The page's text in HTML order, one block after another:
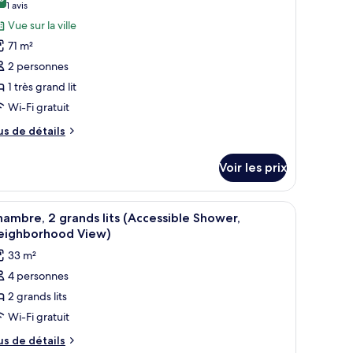
:
sur 10
1 avis
(1 avis)
Vue sur la ville
71 m²
2 personnes
1 très grand lit
Wi-Fi gratuit
de détails
Voir les prix
par la fenêtre.
un bureau, une chaise, une vue sur la ville et un panorama urbain visible
Une chambre d’hôtel avec deux lits, un
3
2 grands lits (Accessible Shower,
View)
33 m²
4 personnes
2 grands lits
Wi-Fi gratuit
de détails